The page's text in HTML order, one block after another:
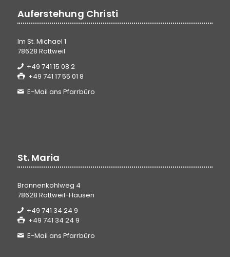
Auferstehung Christi
Im St. Michael 1
78628 Rottweil
+49 741 15 08 2
+49 741 17 55 01 8
E-Mail ans Pfarrbüro
St. Maria
Bronnenkohlweg 4
78628 Rottweil-Hausen
+49 741 34 24 9
+49 741 34 24 9
E-Mail ans Pfarrbüro